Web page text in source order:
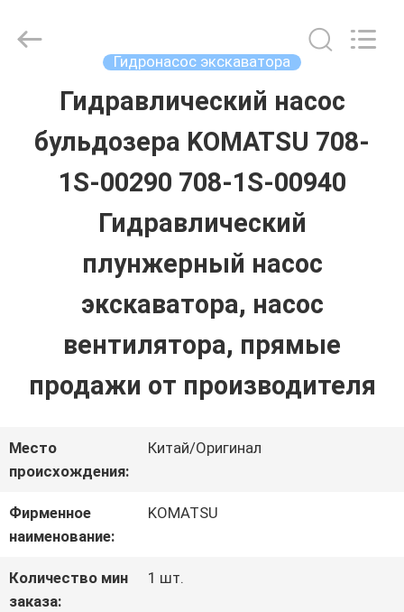
ПРОДУКТЫ
ФАБРИКИ
ПРОВЕРКА
Machinery
Parts
Гидронасос экскаватора
Гидравлический насос
бульдозера KOMATSU 708-
1S-00290 708-1S-00940
Гидравлический
плунжерный насос
экскаватора, насос
вентилятора, прямые
продажи от производителя
Место
происхождения:
Китай/Оригинал
Фирменное
наименование:
KOMATSU
Количество мин
заказа:
1 шт.